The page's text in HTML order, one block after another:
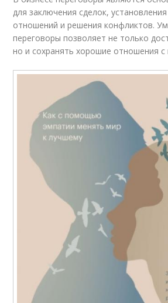
для заключения сделок,
отношений и решения конфликтов.
переговоры позволяет не только
но и сохранять хорошие отношения с